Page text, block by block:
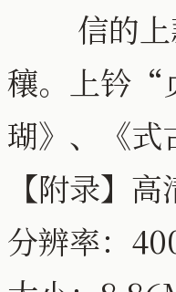
信的上
穰。上钤“
瑚》、《式
【附录】高
分辨率：